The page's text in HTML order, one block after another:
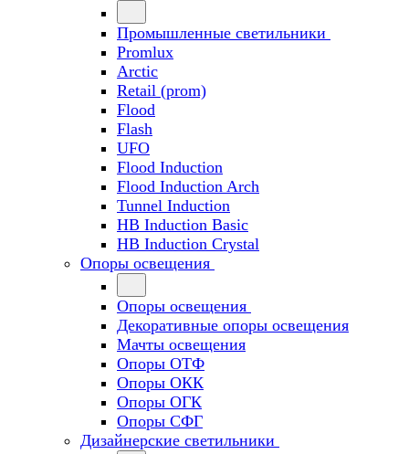
Промышленные светильники
Promlux
Arctic
Retail (prom)
Flood
Flash
UFO
Flood Induction
Flood Induction Arch
Tunnel Induction
HB Induction Basic
HB Induction Crystal
Опоры освещения
Опоры освещения
Декоративные опоры освещения
Мачты освещения
Опоры ОТФ
Опоры ОКК
Опоры ОГК
Опоры СФГ
Дизайнерские светильники